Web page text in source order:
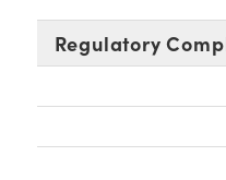
Regulatory